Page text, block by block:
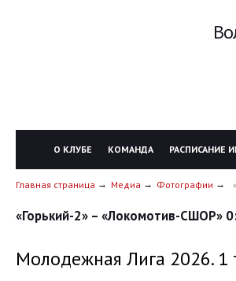
О КЛУБЕ КОМАНДА РАСПИСАНИЕ
Главная страница Медиа Фотографии
«Горький-2» – «Локомотив-СШОР»
Молодежная Лига 2026. 1